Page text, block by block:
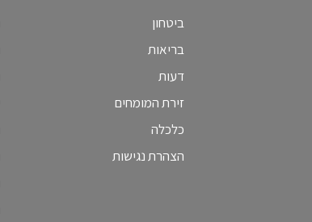
ביטחון
בריאות
דעות
זירת המומחים
כלכלה
הצהרת נגישות